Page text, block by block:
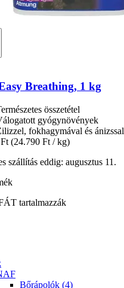
Breathing, 1 kg
összetétel
gyógynövények
fokhagymával és ánizssal
(24.790 Ft / kg)
szállítás eddig: augusztus 11.
tartalmazzák
Bőrápolók (4)